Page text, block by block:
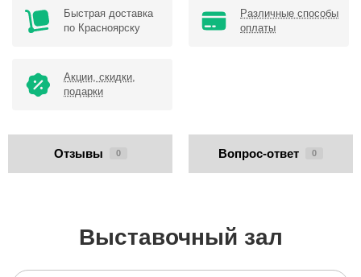
Быстрая доставка
по Красноярску
Различные способы
оплаты
Акции, скидки,
подарки
Отзывы 0 Вопрос-ответ 0
Выставочный зал